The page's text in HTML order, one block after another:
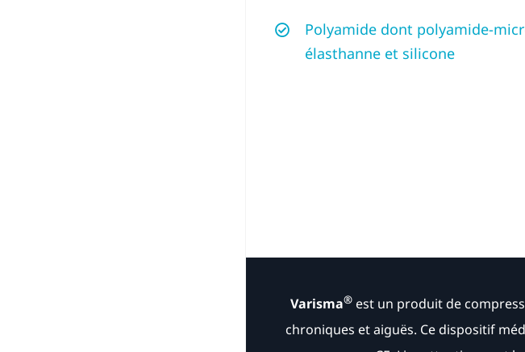
Polyamide dont polyamide-
élasthanne et silicone
Varisma®est un produit de
chroniques et aiguës. Ce dispositif